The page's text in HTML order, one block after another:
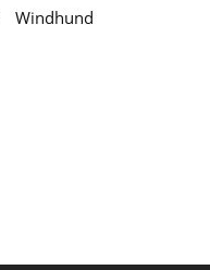
Windhund